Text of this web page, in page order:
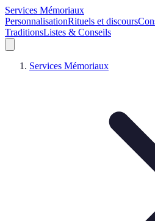
Services Mémoriaux
PersonnalisationRituels et discours
TraditionsListes & Conseils
Services Mémoriaux